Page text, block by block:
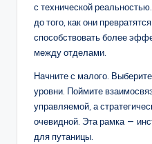
с технической
до того, как они
способствовать более
между отделами.
Начните с малого.
уровни. Поймите
управляемой, а
очевидной. Эта рамка —
для путаницы.